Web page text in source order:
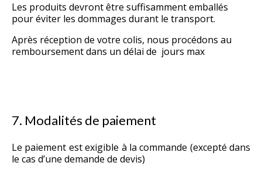
Les produits devront être suffisamment emballés
pour éviter les dommages durant le transport.
Après réception de votre colis, nous procédons au
remboursement dans un délai de jours max
7. Modalités de paiement
Le paiement est exigible à la commande (excepté dans
le cas d’une demande de devis)